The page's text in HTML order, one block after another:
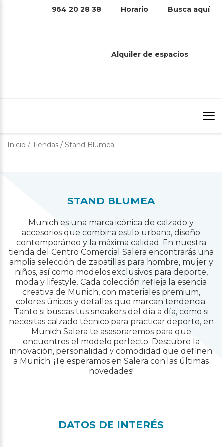
964 20 28 38 Horario Busca aquí
Alquiler de espacios
Inicio / Tiendas / Stand Blumea
STAND BLUMEA
Munich es una marca icónica de calzado y
accesorios que combina estilo urbano, diseño
contemporáneo y la máxima calidad. En nuestra
tienda del Centro Comercial Salera encontrarás una
amplia selección de zapatillas para hombre, mujer y
niños, así como modelos exclusivos para deporte,
moda y lifestyle. Cada colección refleja la esencia
creativa de Munich, con materiales premium,
colores únicos y detalles que marcan tendencia.
Tanto si buscas tus sneakers del día a día, como si
necesitas calzado técnico para practicar deporte, en
Munich Salera te asesoraremos para que
encuentres el modelo perfecto. Descubre la
innovación, personalidad y comodidad que definen
a Munich. ¡Te esperamos en Salera con las últimas
novedades!
DATOS DE INTERÉS